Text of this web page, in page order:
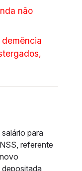
não
para
referente
depositada